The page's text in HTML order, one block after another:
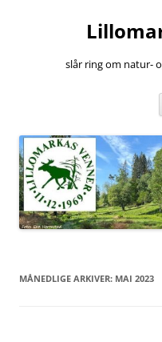
slår ring om natur-
MÅNEDLIGE ARKIVER: MAI 2023